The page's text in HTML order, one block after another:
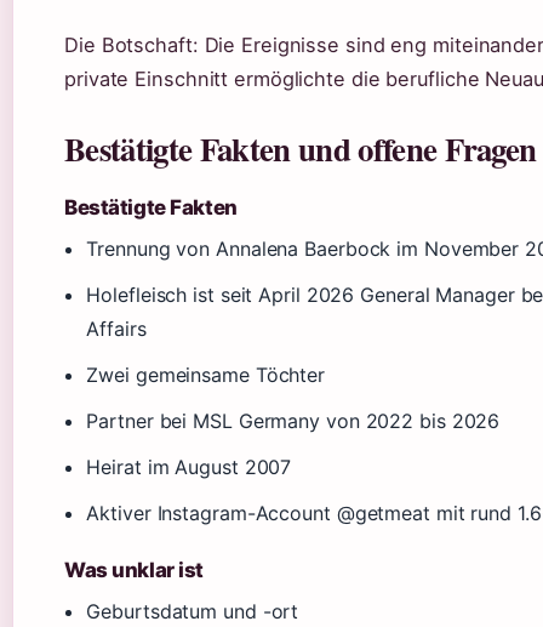
Die Botschaft: Die Ereignisse sind eng
private Einschnitt ermöglichte die berufliche
Bestätigte Fakten und offene Fragen
Bestätigte Fakten
Trennung von Annalena Baerbock im November
Holefleisch ist seit April 2026 General Manager
Affairs
Zwei gemeinsame Töchter
Partner bei MSL Germany von 2022 bis 2026
Heirat im August 2007
Aktiver Instagram-Account @getmeat mit rund
Was unklar ist
Geburtsdatum und -ort